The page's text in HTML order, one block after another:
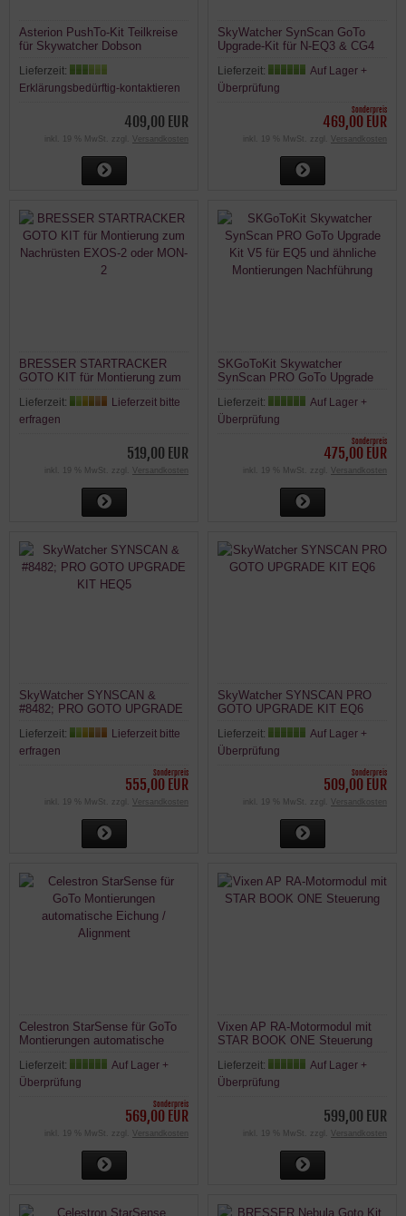
Asterion PushTo-Kit Teilkreise
für Skywatcher Dobson
Lieferzeit:
Erklärungsbedürftig-kontaktieren
409,00 EUR
inkl. 19 % MwSt. zzgl. Versandkosten
SkyWatcher SynScan GoTo
Upgrade-Kit für N-EQ3 & CG4
Lieferzeit:
Auf Lager +
Überprüfung
Sonderpreis
469,00 EUR
inkl. 19 % MwSt. zzgl. Versandkosten
BRESSER STARTRACKER
GOTO KIT für Montierung zum
2Lieferzeit:
Lieferzeit bitte
erfragen
519,00 EUR
inkl. 19 % MwSt. zzgl. Versandkosten
SKGoToKit Skywatcher
SynScan PRO GoTo Upgrade
Montierungen Nachführung
Lieferzeit:
Auf Lager +
Überprüfung
Sonderpreis
475,00 EUR
inkl. 19 % MwSt. zzgl. Versandkosten
SkyWatcher SYNSCAN &
#8482; PRO GOTO UPGRADE
Lieferzeit:
Lieferzeit bitte
erfragen
Sonderpreis
555,00 EUR
inkl. 19 % MwSt. zzgl. Versandkosten
SkyWatcher SYNSCAN PRO
GOTO UPGRADE KIT EQ6
Lieferzeit:
Auf Lager +
Überprüfung
Sonderpreis
509,00 EUR
inkl. 19 % MwSt. zzgl. Versandkosten
Celestron StarSense für GoTo
Montierungen automatische
Lieferzeit:
Auf Lager +
Überprüfung
Sonderpreis
569,00 EUR
inkl. 19 % MwSt. zzgl. Versandkosten
Vixen AP RA-Motormodul mit
STAR BOOK ONE Steuerung
Lieferzeit:
Auf Lager +
Überprüfung
599,00 EUR
inkl. 19 % MwSt. zzgl. Versandkosten